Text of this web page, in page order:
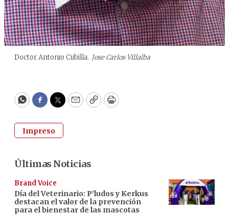
Doctor Antonio Cubilla. Jose Carlos Villalba
WhatsApp
Facebook
Twitter
EmailCopyPrint
Impreso
Últimas Noticias
Brand Voice
Día del Veterinario: P’ludos y Kerkus
destacan el valor de la prevención
para el bienestar de las mascotas